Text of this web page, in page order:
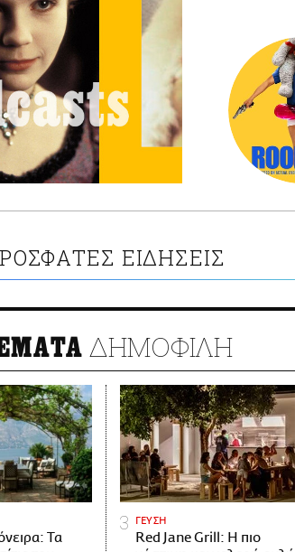
ΕΙΔΗΣΕΙΣ
ΔΗΜΟΦΙΛΗ
Τα
ΓΕΥΣΗ
Red Jane Grill: Η πιο